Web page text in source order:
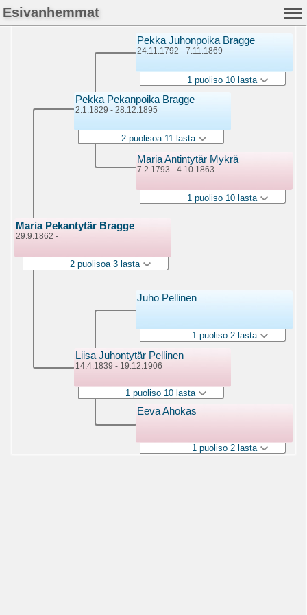
Esivanhemmat
Maria Pekantytär Bragge
29.9.1862 -
2 puolisoa 3 lasta
Pekka Pekanpoika Bragge
2.1.1829 - 28.12.1895
2 puolisoa 11 lasta
Liisa Juhontytär Pellinen
14.4.1839 - 19.12.1906
1 puoliso 10 lasta
Pekka Juhonpoika Bragge
24.11.1792 - 7.11.1869
1 puoliso 10 lasta
Maria Antintytär Mykrä
7.2.1793 - 4.10.1863
1 puoliso 10 lasta
Juho Pellinen
1 puoliso 2 lasta
Eeva Ahokas
1 puoliso 2 lasta